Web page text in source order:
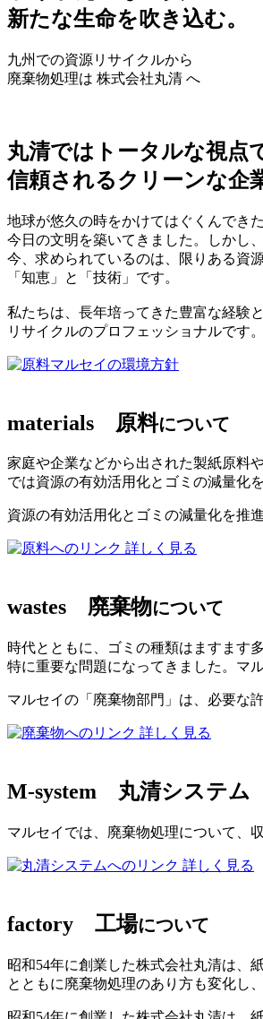
新たな生命を吹き込む。
九州での資源リサイクルから
廃棄物処理は 株式会社丸清 へ
丸清ではトータルな視点
信頼されるクリーンな企
地球が悠久の時をかけてはぐくんでき
今日の文明を築いてきました。しかし
今、求められているのは、限りある資
「知恵」と「技術」です。
私たちは、長年培ってきた豊富な経験
リサイクルのプロフェッショナルです。
マルセイの環境方針
materials 原料について
家庭や企業などから出された製紙原料
では資源の有効活用化とゴミの減量化
資源の有効活用化とゴミの減量化を推
詳しく見る
wastes 廃棄物について
時代とともに、ゴミの種類はますます
特に重要な問題になってきました。マ
マルセイの「廃棄物部門」は、必要な
詳しく見る
M-system 丸清システム
マルセイでは、廃棄物処理について、
詳しく見る
factory 工場について
昭和54年に創業した株式会社丸清は、
とともに廃棄物処理のあり方も変化し